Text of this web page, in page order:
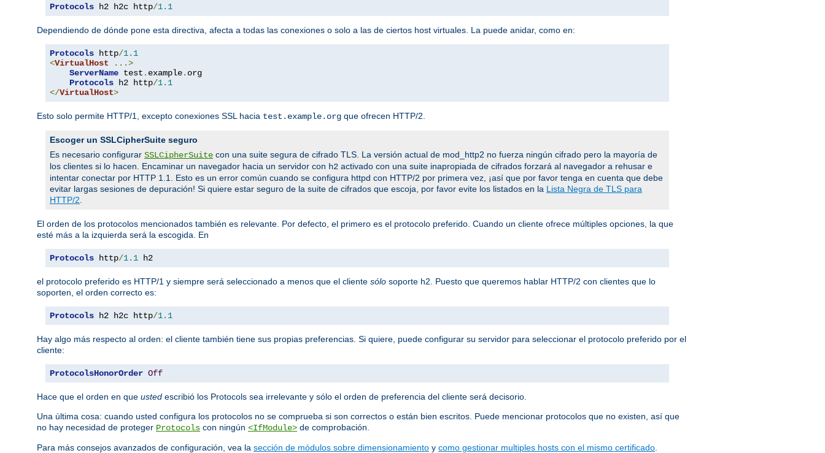
Protocols h2 h2c http/1.1
Dependiendo de dónde pone esta directiva, afecta a todas las conexiones o solo a las de ciertos host virtuales. La puede anidar, como en:
Protocols http/1.1
<VirtualHost
...>
ServerName test . example. org
Protocols h2 http/1.1
</VirtualHost>
Esto solo permite HTTP/1, excepto conexiones SSL hacia test.example.org que ofrecen HTTP/2.
Escoger un SSLCipherSuite seguro
Es necesario configurar SSLCipherSuite con una suite segura de cifrado TLS. La versión actual de mod_http2 no fuerza ningún cifrado pero la mayoría de
los clientes si lo hacen. Encaminar un navegador hacia un servidor con h2 activado con una suite inapropiada de cifrados forzará al navegador a rehusar e
intentar conectar por HTTP 1.1. Esto es un error común cuando se configura httpd con HTTP/2 por primera vez, ¡así que por favor tenga en cuenta que debe
evitar largas sesiones de depuración! Si quiere estar seguro de la suite de cifrados que escoja, por favor evite los listados en la Lista Negra de TLS para
HTTP/2
El orden de los protocolos mencionados también es relevante. Por defecto, el primero es el protocolo preferido. Cuando un cliente ofrece múltiples opciones, la que
esté más a la izquierda será la escogida. En
Protocols http/1.1 h2
el protocolo preferido es HTTP/1 y siempre será seleccionado a menos que el cliente sólo soporte h2. Puesto que queremos hablar HTTP/2 con clientes que lo
soporten, el orden correcto es:
Protocols h2 h2c http/1.1
Hay algo más respecto al orden: el cliente también tiene sus propias preferencias. Si quiere, puede configurar su servidor para seleccionar el protocolo preferido por el
cliente:
ProtocolsHonorOrder Off
Hace que el orden en que usted escribió los Protocols sea irrelevante y sólo el orden de preferencia del cliente será decisorio.
Una última cosa: cuando usted configura los protocolos no se comprueba si son correctos o están bien escritos. Puede mencionar protocolos que no existen, así que
no hay necesidad de proteger Protocols con ningún <IfModule> de comprobación.
Para más consejos avanzados de configuración, vea la sección de módulos sobre dimensionamiento y como gestionar multiples hosts con el mismo certificado